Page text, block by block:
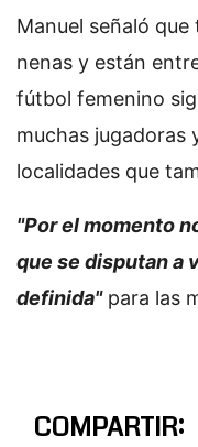
Manuel señaló
nenas y están
fútbol femenino
muchas jugadoras
localidades que
"Por el momento
que se disputan a
definida"para las
COMPARTIR: